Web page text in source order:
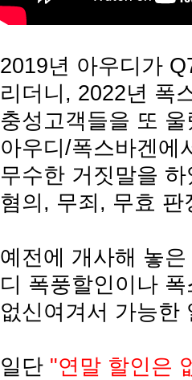
2019년 아우디가
리더니, 2022년 폭
충성고객들을 또
아우디/폭스바겐에
무수한 거짓말을
혐의, 무죄, 무효
예전에 개사해 놓
디 폭풍할인이나
없신여겨서 가능한
일단 "연말 할인은